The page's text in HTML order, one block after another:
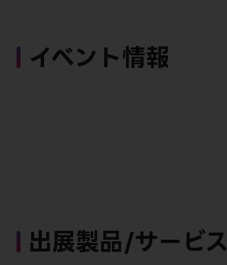
イベント情報
出展製品/サービス